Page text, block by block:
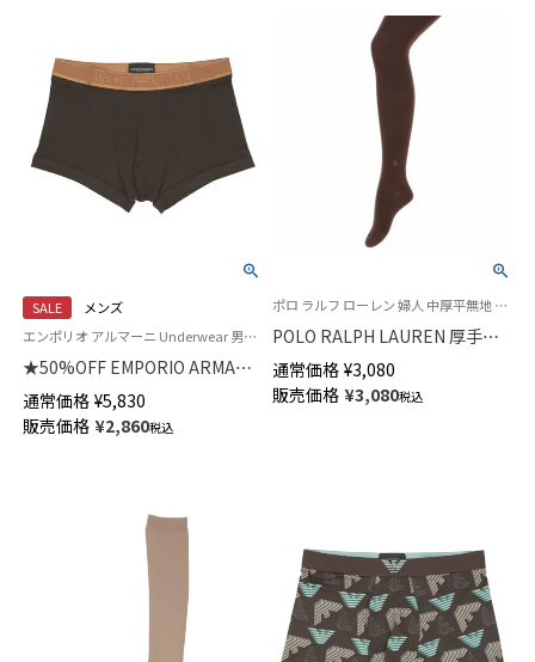
SALE
メンズ
エンポリオ アルマーニ Underwear 男性 アンダーウェア 紳士 下着
★50%OFF EMPORIO ARMANI
SOFT MODAL TRUNK ソフト モ
ダール ボクサーパンツ 【S/M/L】
前閉じ EUサイズ メンズ
通常価格 ¥5,830
販売価格 ¥2,860税込
ポロ ラルフ ローレン 婦人 中厚平無地 タイツ 冬
POLO RALPH LAUREN 厚手で
暖かい 毛混 タイツ 330デニール
相当 マチ付 ワンポイント刺繍
レディース 01847612
通常価格 ¥3,080
販売価格 ¥3,080税込